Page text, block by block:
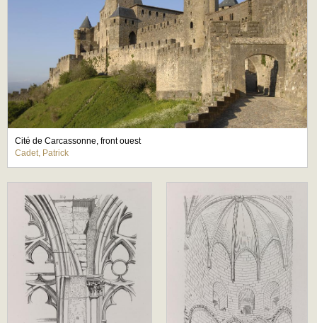
Cité de Carcassonne, front ouest
Cadet, Patrick